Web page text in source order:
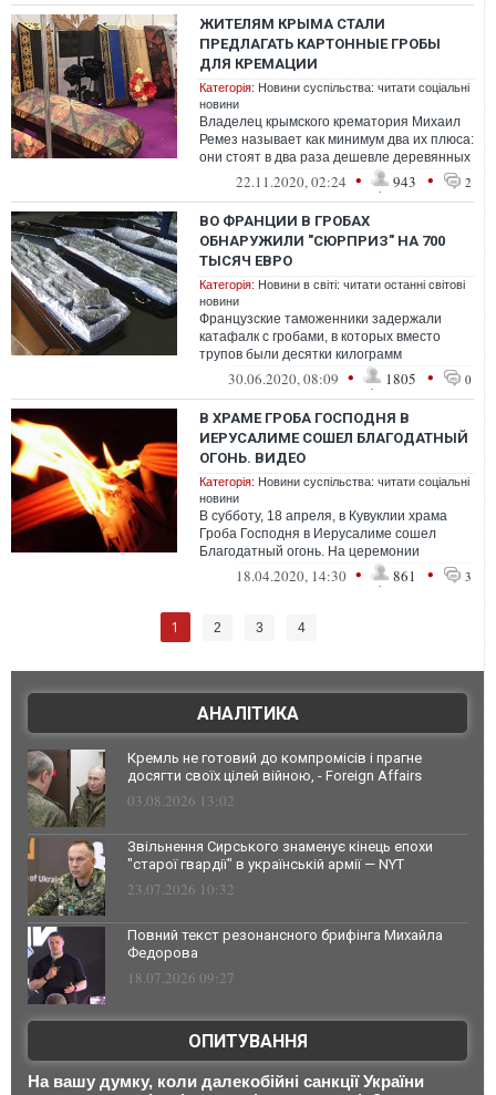
ЖИТЕЛЯМ КРЫМА СТАЛИ
ПРЕДЛАГАТЬ КАРТОННЫЕ ГРОБЫ
ДЛЯ КРЕМАЦИИ
Категорія: Новини суспільства: читати соціальні
новини
Владелец крымского крематория Михаил
Ремез называет как минимум два их плюса:
они стоят в два раза дешевле деревянных
и очень быстро горят
22.11.2020, 02:24 • 943 • 2
ВО ФРАНЦИИ В ГРОБАХ
ОБНАРУЖИЛИ "СЮРПРИЗ" НА 700
ТЫСЯЧ ЕВРО
Категорія: Новини в світі: читати останні світові
новини
Французские таможенники задержали
катафалк с гробами, в которых вместо
трупов были десятки килограмм
наркотиков. Задержание произошло на
востоке Франц...
30.06.2020, 08:09 • 1805 • 0
В ХРАМЕ ГРОБА ГОСПОДНЯ В
ИЕРУСАЛИМЕ СОШЕЛ БЛАГОДАТНЫЙ
ОГОНЬ. ВИДЕО
Категорія: Новини суспільства: читати соціальні
новини
В субботу, 18 апреля, в Кувуклии храма
Гроба Господня в Иерусалиме сошел
Благодатный огонь. На церемонии
присутствовали всего 10 человек.
18.04.2020, 14:30 • 861 • 3
1 2 3 4
АНАЛІТИКА
Кремль не готовий до компромісів і прагне
досягти своїх цілей війною, - Foreign Affairs
03.08.2026 13:02
Звільнення Сирського знаменує кінець епохи
"старої гвардії" в українській армії — NYT
23.07.2026 10:32
Повний текст резонансного брифінга Михайла
Федорова
18.07.2026 09:27
ОПИТУВАННЯ
На вашу думку, коли далекобійні санкції України